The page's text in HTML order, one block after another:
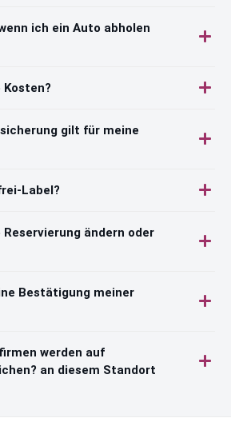
ich ein Auto abholen
gilt für meine
Label?
ändern oder
Bestätigung meiner
werden auf
an diesem Standort